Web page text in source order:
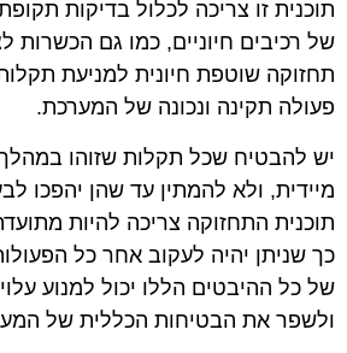
תוכנית זו צריכה לכלול בדיקות
של רכיבים חיוניים, כמו גם הכשרות
תחזוקה שוטפת חיונית למניעת
פעולה תקינה ונכונה של המערכת.
יש להבטיח שכל תקלות שזוהו במהלך
מיידית, ולא להמתין עד שהן יהפכו
תוכנית התחזוקה צריכה להיות
כך שניתן יהיה לעקוב אחר כל
של כל ההיבטים הללו יכול למנוע
ולשפר את הבטיחות הכללית של